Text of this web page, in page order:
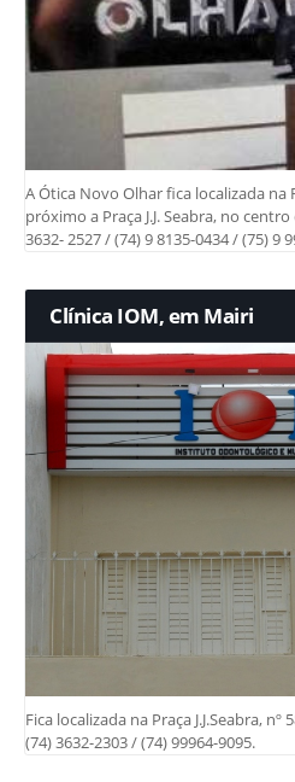
A Ótica Novo Olhar fica localizada na
próximo a Praça J.J. Seabra, no
3632- 2527 / (74) 9 8135-0434 / (75) 9
Clínica IOM, em Mairi
Fica localizada na Praça J.J.Seabra,
(74) 3632-2303 / (74) 99964-9095.